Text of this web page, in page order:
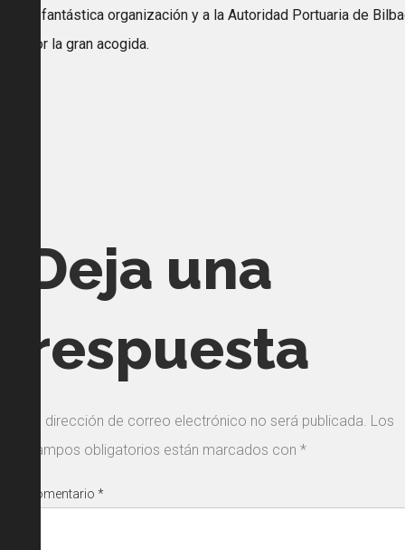
la fantástica organización y a la Autoridad Portuaria de
por la gran acogida.
Deja una
respuesta
Tu dirección de correo electrónico no será publicada. Los
campos obligatorios están marcados con *
Comentario *